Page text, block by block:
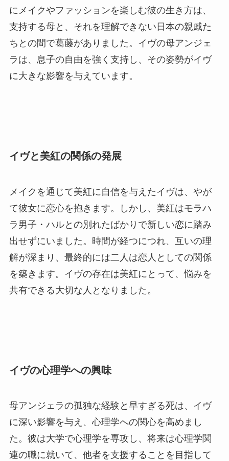
にメイクやファッションを楽しむ彼の生き方は、
支持する母と、それを理解できない日本の親戚た
ちとの間で葛藤がありました。イヴの母アンジェ
ラは、息子の自由を強く支持し、その姿勢がイヴ
に大きな影響を与えています。
イヴと美紅の関係の発展
メイクを通じて美紅に自信を与えたイヴは、やが
て彼女に恋心を抱きます。しかし、美紅はモラハ
ラ男子・ハルとの別れたばかりで新しい恋に踏み
出せずにいました。時間が経つにつれ、互いの理
解が深まり、最終的には二人は恋人としての関係
を築きます。イヴの存在は美紅にとって、悩みを
共有できる大切な人となりました。
イヴの心理学への興味
母アンジェラの孤独な経験と早すぎる死は、イヴ
に深い影響を与え、心理学への関心を高めまし
た。彼は大学で心理学を専攻し、将来は心理学関
連の職に就いて、他者を支援することを目指して